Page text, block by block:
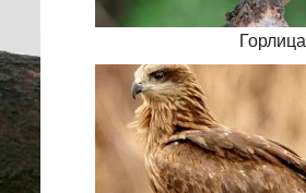
Горлица